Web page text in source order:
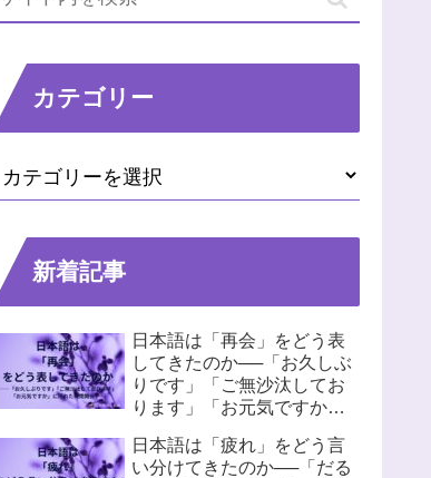
カテゴリー
新着記事
日本語は「再会」をどう表
してきたのか──「お久しぶ
りです」「ご無沙汰してお
ります」「お元気ですか」
日本語は「疲れ」をどう言
い分けてきたのか──「だる